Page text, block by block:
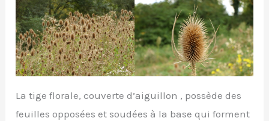
La tige florale, couverte d’aiguillon , possède des
feuilles opposées et soudées à la base qui forment